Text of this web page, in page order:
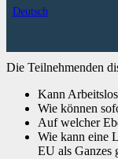
Deutsch
Die Teilnehmenden
Kann
Wie können
Auf welcher
Wie kann eine
EU als Ganzes